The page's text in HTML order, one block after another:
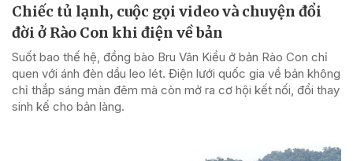
Chiếc tủ lạnh, cuộc gọi video và chuyện đổi
đời ở Rào Con khi điện về bản
Suốt bao thế hệ, đồng bào Bru Vân Kiều ở bản Rào Con chỉ
quen với ánh đèn dầu leo lét. Điện lưới quốc gia về bản không
chỉ thắp sáng màn đêm mà còn mở ra cơ hội kết nối, đổi thay
sinh kế cho bản làng.